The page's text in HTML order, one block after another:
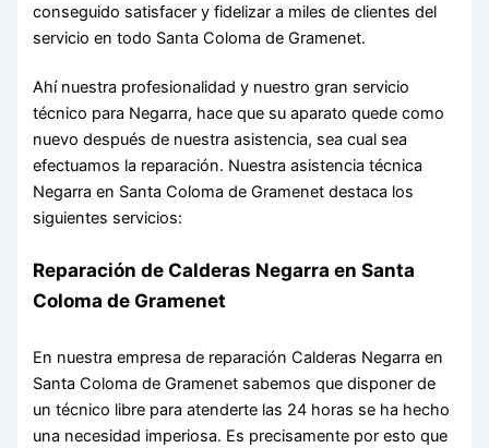
conseguido satisfacer y fidelizar a miles de clientes del
servicio en todo Santa Coloma de Gramenet.
Ahí nuestra profesionalidad y nuestro gran servicio
técnico para Negarra, hace que su aparato quede como
nuevo después de nuestra asistencia, sea cual sea
efectuamos la reparación. Nuestra asistencia técnica
Negarra en Santa Coloma de Gramenet destaca los
siguientes servicios:
Reparación de Calderas Negarra en Santa
Coloma de Gramenet
En nuestra empresa de reparación Calderas Negarra en
Santa Coloma de Gramenet sabemos que disponer de
un técnico libre para atenderte las 24 horas se ha hecho
una necesidad imperiosa. Es precisamente por esto que